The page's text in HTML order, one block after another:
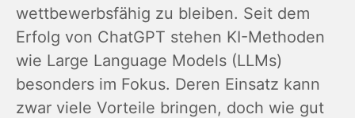
wettbewerbsfähig zu bleiben. Seit dem
Erfolg von ChatGPT stehen KI-Methoden
wie Large Language Models (LLMs)
besonders im Fokus. Deren Einsatz kann
zwar viele Vorteile bringen, doch wie gut